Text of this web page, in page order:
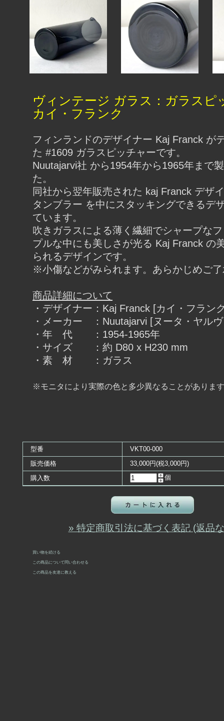
ヴィンテージ ガラス：ガラスピ
カイ・フランク
フィンランドのデザイナー Kaj Franck が
た #1609 ガラスピッチャーです。
Nuutajarvi社 から1954年から1965年まで
た。
同社から翌年販売された kaj Franck デザ
タンブラー を中にスタッキングできるデ
ています。
吹きガラスによる薄く繊細でシャープな
プルな中にも美しさが光る Kaj Franck の
られるデザインです。
※小傷などがみられます。あらかじめご
商品詳細について
・デザイナー：Kaj Franck [カイ・フラン
・メーカー ：Nuutajarvi [ヌータ・ヤル
・年 代 ：1954-1965年
・サイズ ：約 D80 x H230 mm
・素 材 ：ガラス
※モニタにより実際の色と多少異なることがありま
型番
VKT00-000
販売価格
33,000円(税3,000円)
購入数
個
» 特定商取引法に基づく表記 (返品
買い物を続ける
この商品について問い合わせる
この商品を友達に教える